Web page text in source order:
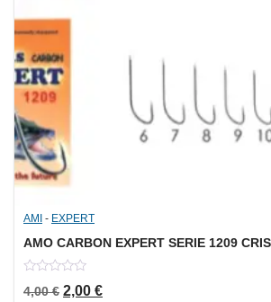
AMI - EXPERT
AMO CARBON EXPERT SERIE 1209
out
4,00€ Il prezzo originale era: 4,00 €.
2,00 €Il prezzo attuale è: 2,00 €.